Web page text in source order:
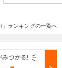
」ランキングの一覧へ